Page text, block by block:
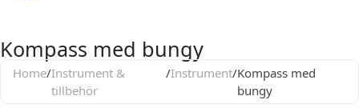
Kompass med bungy
Home/Instrument &
tillbehör
/Instrument/Kompass med
bungy